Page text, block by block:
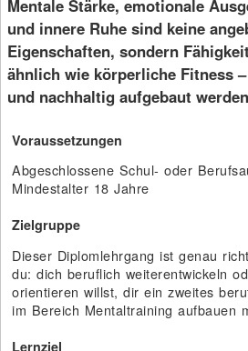
Mentale Stärke, emotionale
und innere Ruhe sind keine
Eigenschaften, sondern
ähnlich wie körperliche Fitness
und nachhaltig aufgebaut
Voraussetzungen
Abgeschlossene Schul- oder
Mindestalter 18 Jahre
Zielgruppe
Dieser Diplomlehrgang ist genau
du: dich beruflich weiterentwickeln
orientieren willst, dir ein zweites
im Bereich Mentaltraining aufbauen
Lernziel